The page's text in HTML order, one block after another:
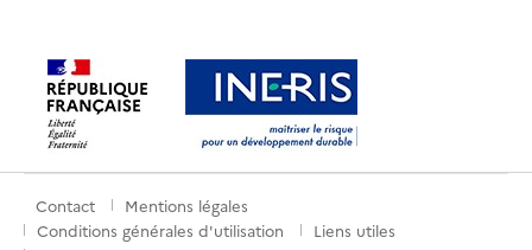
Menu
Contact
Mentions légales
Conditions générales d'utilisation
Liens utiles